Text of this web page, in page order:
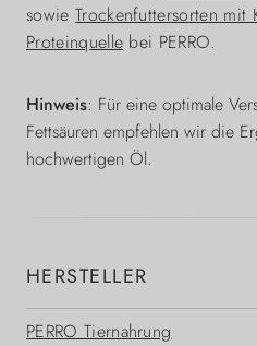
sowie Trockenfuttersorten mit
Proteinquelle bei PERRO.
Hinweis: Für eine optimale
Fettsäuren empfehlen wir die
hochwertigen Öl.
HERSTELLER
PERRO Tiernahrung